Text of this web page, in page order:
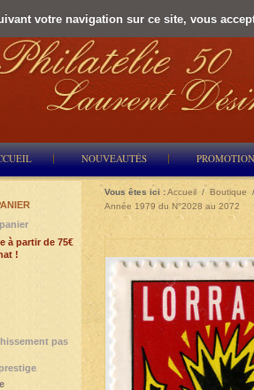
votre navigation sur ce site, vous
NOUVEAUTÉS
Vous êtes ici :Accueil / Boutique
Année 1979 du N°2028 au 2072
pas
à partir de 75€
!